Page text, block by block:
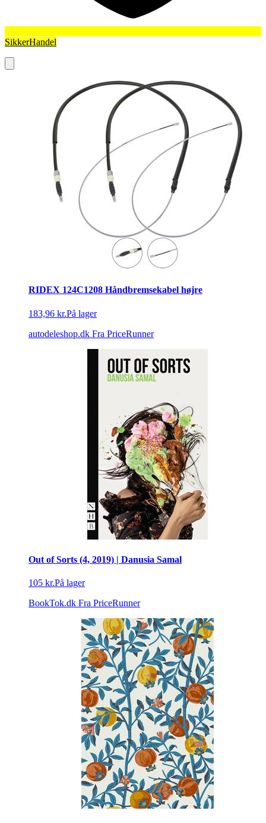
SikkerHandel
RIDEX 124C1208 Håndbremsekabel højre
183,96 kr.På lager
autodeleshop.dk Fra PriceRunner
Out of Sorts (4, 2019) | Danusia Samal
105 kr.På lager
BookTok.dk Fra PriceRunner